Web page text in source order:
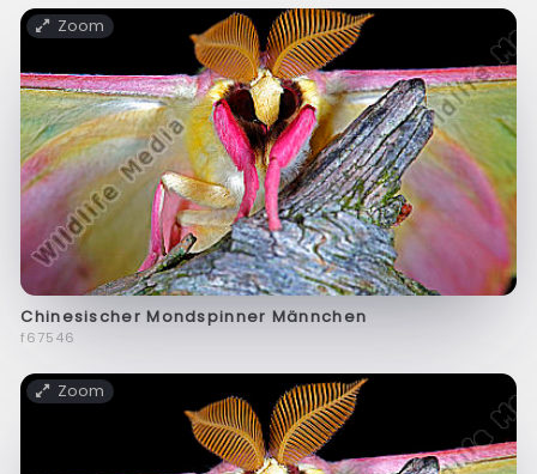
Zoom
Chinesischer Mondspinner Männchen
f67546
Zoom